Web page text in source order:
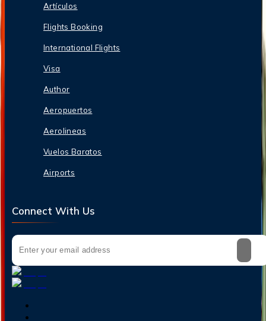
Artículos
Flights Booking
International Flights
Visa
Author
Aeropuertos
Aerolineas
Vuelos Baratos
Airports
Connect With Us